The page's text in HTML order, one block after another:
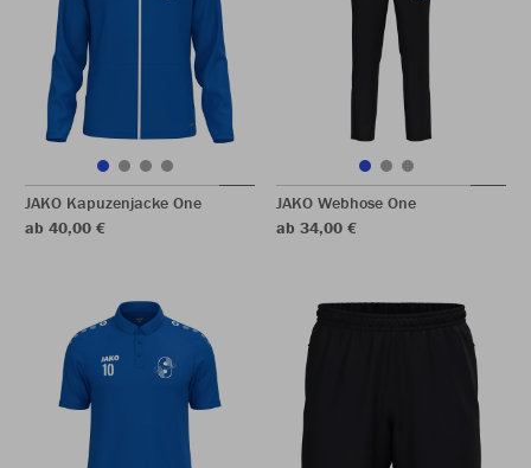
JAKO Kapuzenjacke One
ab 40,00 €
JAKO Webhose One
ab 34,00 €